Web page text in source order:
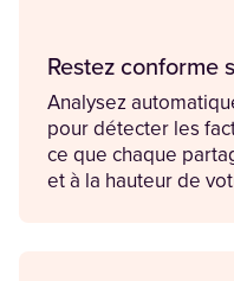
Restez conforme
Analysez
pour détecter les
ce que chaque
et à la hauteur de